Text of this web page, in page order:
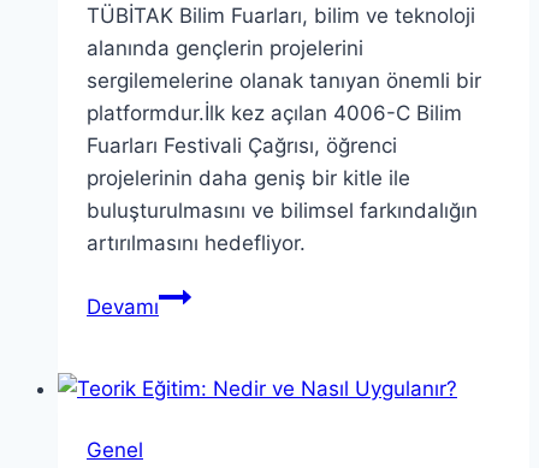
TÜBİTAK Bilim Fuarları, bilim ve teknoloji
alanında gençlerin projelerini
sergilemelerine olanak tanıyan önemli bir
platformdur.İlk kez açılan 4006-C Bilim
Fuarları Festivali Çağrısı, öğrenci
projelerinin daha geniş bir kitle ile
buluşturulmasını ve bilimsel farkındalığın
artırılmasını hedefliyor.
DevamıTÜBİTAK
için
Genel